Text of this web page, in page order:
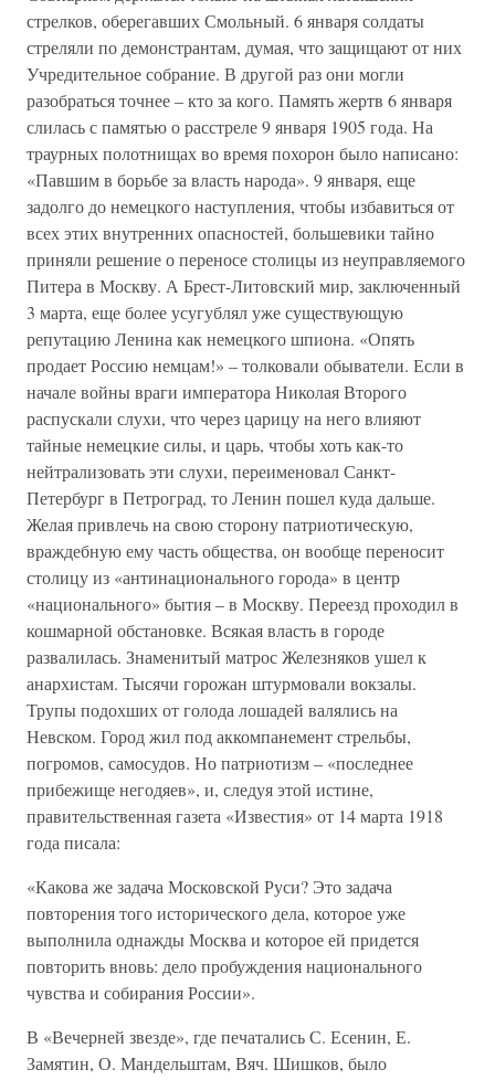
стрелков, оберегавших Смольный. 6 января солдаты
стреляли по демонстрантам, думая, что защищают от них
Учредительное собрание. В другой раз они могли
разобраться точнее – кто за кого. Память жертв 6 января
слилась с памятью о расстреле 9 января 1905 года. На
траурных полотнищах во время похорон было написано:
«Павшим в борьбе за власть народа». 9 января, еще
задолго до немецкого наступления, чтобы избавиться от
всех этих внутренних опасностей, большевики тайно
приняли решение о переносе столицы из неуправляемого
Питера в Москву. А Брест-Литовский мир, заключенный
3 марта, еще более усугублял уже существующую
репутацию Ленина как немецкого шпиона. «Опять
продает Россию немцам!» – толковали обыватели. Если в
начале войны враги императора Николая Второго
распускали слухи, что через царицу на него влияют
тайные немецкие силы, и царь, чтобы хоть как-то
нейтрализовать эти слухи, переименовал Санкт-
Петербург в Петроград, то Ленин пошел куда дальше.
Желая привлечь на свою сторону патриотическую,
враждебную ему часть общества, он вообще переносит
столицу из «антинационального города» в центр
«национального» бытия – в Москву. Переезд проходил в
кошмарной обстановке. Всякая власть в городе
развалилась. Знаменитый матрос Железняков ушел к
анархистам. Тысячи горожан штурмовали вокзалы.
Трупы подохших от голода лошадей валялись на
Невском. Город жил под аккомпанемент стрельбы,
погромов, самосудов. Но патриотизм – «последнее
прибежище негодяев», и, следуя этой истине,
правительственная газета «Известия» от 14 марта 1918
года писала:
«Какова же задача Московской Руси? Это задача
повторения того исторического дела, которое уже
выполнила однажды Москва и которое ей придется
повторить вновь: дело пробуждения национального
чувства и собирания России».
В «Вечерней звезде», где печатались С. Есенин, Е.
Замятин, О. Мандельштам, Вяч. Шишков, было